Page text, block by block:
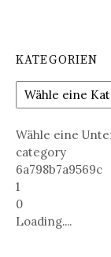
KATEGORIEN
Wähle eine
category
6a798b7a9569c
1
0
Loading....